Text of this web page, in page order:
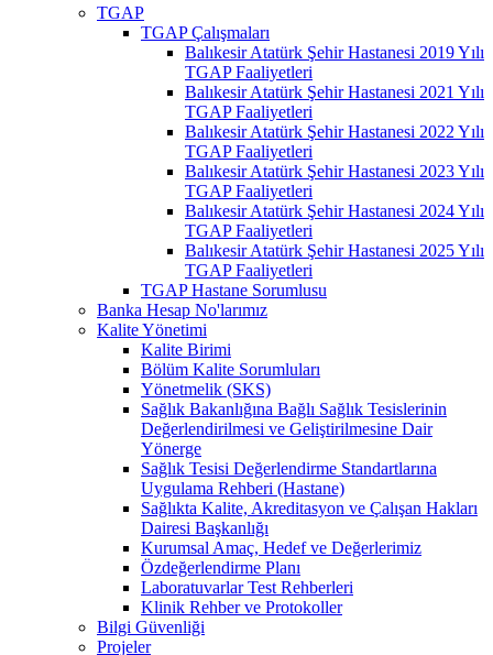
TGAP
TGAP Çalışmaları
Balıkesir Atatürk Şehir Hastanesi 2019 Yılı
TGAP Faaliyetleri
Balıkesir Atatürk Şehir Hastanesi 2021 Yılı
TGAP Faaliyetleri
Balıkesir Atatürk Şehir Hastanesi 2022 Yılı
TGAP Faaliyetleri
Balıkesir Atatürk Şehir Hastanesi 2023 Yılı
TGAP Faaliyetleri
Balıkesir Atatürk Şehir Hastanesi 2024 Yılı
TGAP Faaliyetleri
Balıkesir Atatürk Şehir Hastanesi 2025 Yılı
TGAP Faaliyetleri
TGAP Hastane Sorumlusu
Banka Hesap No'larımız
Kalite Yönetimi
Kalite Birimi
Bölüm Kalite Sorumluları
Yönetmelik (SKS)
Sağlık Bakanlığına Bağlı Sağlık Tesislerinin
Değerlendirilmesi ve Geliştirilmesine Dair
Yönerge
Sağlık Tesisi Değerlendirme Standartlarına
Uygulama Rehberi (Hastane)
Sağlıkta Kalite, Akreditasyon ve Çalışan Hakları
Dairesi Başkanlığı
Kurumsal Amaç, Hedef ve Değerlerimiz
Özdeğerlendirme Planı
Laboratuvarlar Test Rehberleri
Klinik Rehber ve Protokoller
Bilgi Güvenliği
Projeler